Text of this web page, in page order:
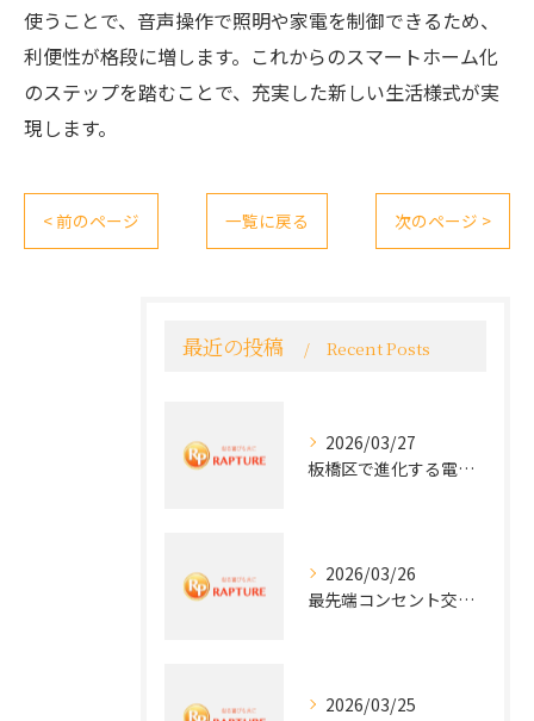
使うことで、音声操作で照明や家電を制御できるため、
利便性が格段に増します。これからのスマートホーム化
のステップを踏むことで、充実した新しい生活様式が実
現します。
< 前のページ 一覧に戻る 次のページ >
最近の投稿 Recent Posts
2026/03/27
板橋区で進化する電気工事と最新コンセント交換技術
2026/03/26
最先端コンセント交換で快適な生活を実現する電気工事の技術
2026/03/25